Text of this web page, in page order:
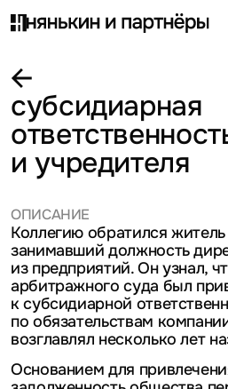
субсидиарная
и учредителя
ОПИСАНИЕ
Коллегию обратился
занимавший должность
из предприятий. Он узнал,
арбитражного суда был
к субсидиарной
по обязательствам
возглавлял несколько лет
Основанием для